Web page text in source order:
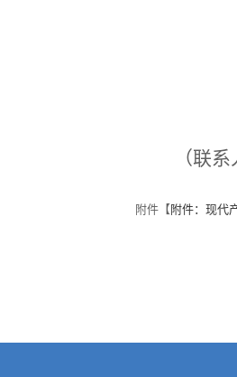
（联
附件【 附件：现代